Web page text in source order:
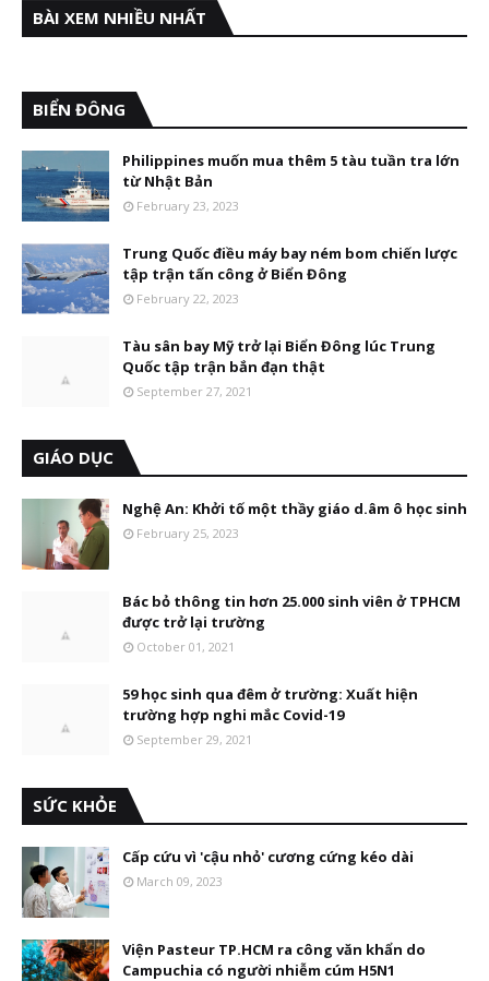
BÀI XEM NHIỀU NHẤT
BIỂN ĐÔNG
Philippines muốn mua thêm 5 tàu tuần tra lớn
từ Nhật Bản
February 23, 2023
Trung Quốc điều máy bay ném bom chiến lược
tập trận tấn công ở Biển Đông
February 22, 2023
Tàu sân bay Mỹ trở lại Biển Đông lúc Trung
Quốc tập trận bắn đạn thật
September 27, 2021
GIÁO DỤC
Nghệ An: Khởi tố một thầy giáo d.âm ô học sinh
February 25, 2023
Bác bỏ thông tin hơn 25.000 sinh viên ở TPHCM
được trở lại trường
October 01, 2021
59 học sinh qua đêm ở trường: Xuất hiện
trường hợp nghi mắc Covid-19
September 29, 2021
SỨC KHỎE
Cấp cứu vì 'cậu nhỏ' cương cứng kéo dài
March 09, 2023
Viện Pasteur TP.HCM ra công văn khẩn do
Campuchia có người nhiễm cúm H5N1